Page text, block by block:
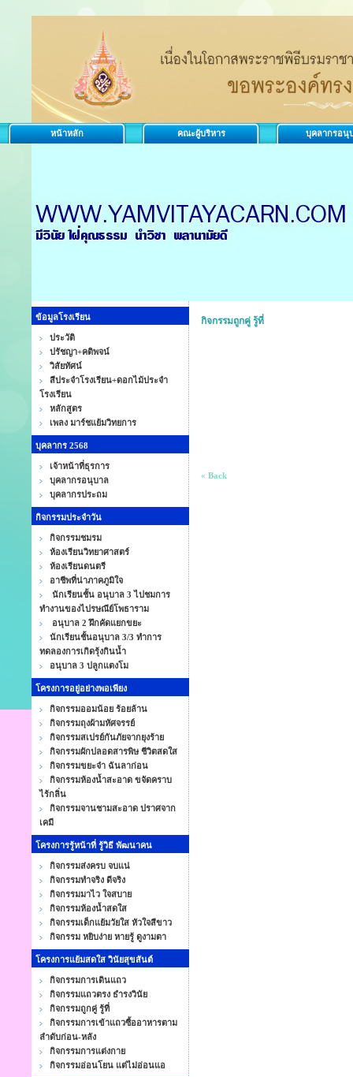
หน้าหลัก คณะผู้บริหาร บุคลากรอนุ
ข้อมูลโรงเรียน
ประวัติ
ปรัชญา+คติพจน์
วิสัยทัศน์
สีประจำโรงเรียน+ดอกไม้ประจำ
โรงเรียน
หลักสูตร
เพลง มาร์ชแย้มวิทยการ
บุคลากร 2568
เจ้าหน้าที่ธุรการ
บุคลากรอนุบาล
บุคลากรประถม
กิจกรรมประจำวัน
กิจกรรมชมรม
ห้องเรียนวิทยาศาสตร์
ห้องเรียนดนตรี
อาชีพที่น่าภาคภูมิใจ
นักเรียนชั้น อนุบาล 3 ไปชมการ
ทำงานของไปรษณีย์โพธาราม
อนุบาล 2 ฝึกคัดแยกขยะ
นักเรียนชั้นอนุบาล 3/3 ทำการ
ทดลองการเกิดรุ้งกินน้ำ
อนุบาล 3 ปลูกแตงโม
โครงการอยู่อย่างพอเพียง
กิจกรรมออมน้อย ร้อยล้าน
กิจกรรมถุงผ้ามหัศจรรย์
กิจกรรมสเปรย์กันภัยจากยุงร้าย
กิจกรรมผักปลอดสารพิษ ชีวิตสดใส
กิจกรรมขยะจ๋า ฉันลาก่อน
กิจกรรมห้องน้ำสะอาด ขจัดคราบ
ไร้กลิ่น
กิจกรรมจานชามสะอาด ปราศจาก
เคมี
โครงการรู้หน้าที่ รู้วิธี พัฒนาคน
กิจกรรมส่งครบ จบแน่
กิจกรรมทำจริง ดีจริง
กิจกรรมมาไว ใจสบาย
กิจกรรมห้องน้ำสดใส
กิจกรรมเด็กแย้มวัยใส หัวใจสีขาว
กิจกรรม หยิบง่าย หายรู้ ดูงามตา
โครงการแย้มสดใส วินัยสุขสันต์
กิจกรรมการเดินแถว
กิจกรรมแถวตรง ธำรงวินัย
กิจกรรมถูกคู่ รู้ที่
กิจกรรมการเข้าแถวซื้ออาหารตาม
ลำดับก่อน-หลัง
กิจกรรมการแต่งกาย
กิจกรรมอ่อนโยน แต่ไม่อ่อนแอ
กิจกรรมถูกคู่ รู้ที่
« Back